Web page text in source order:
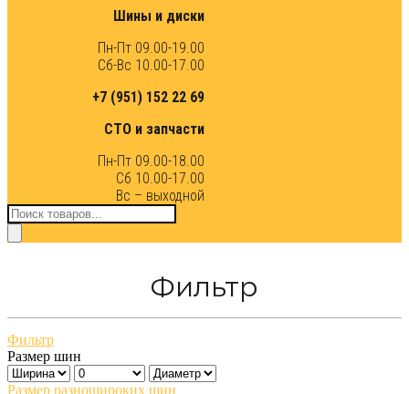
Шины и диски
Пн-Пт 09.00-19.00
Сб-Вс 10.00-17.00
+7 (951) 152 22 69
СТО и запчасти
Пн-Пт 09.00-18.00
Сб 10.00-17.00
Вс – выходной
Поиск
товаров
Фильтр
Фильтр
Размер шин
Размер разношироких шин